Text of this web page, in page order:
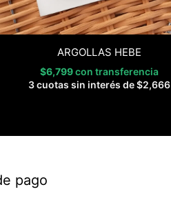
ARGOLLAS HEBE
$6,799con transferencia
3 cuotas sin interés de$2,666
pago